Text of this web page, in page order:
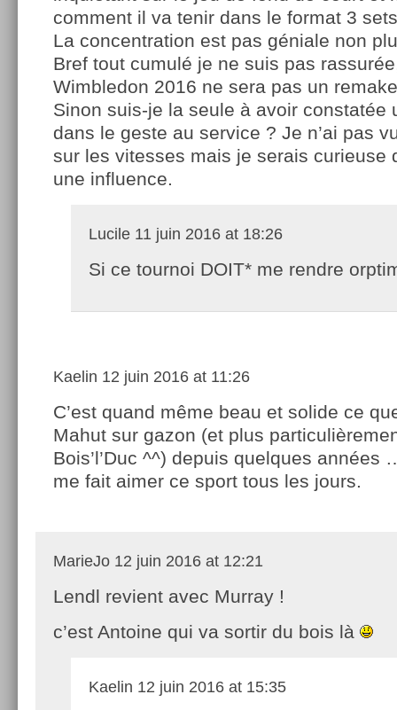
comment il va tenir dans le format 3
La concentration est pas géniale non
Bref tout cumulé je ne suis pas
Wimbledon 2016 ne sera pas un
Sinon suis-je la seule à avoir constatée
dans le geste au service ? Je n’ai pas
sur les vitesses mais je serais curieuse
une influence.
Lucile 11 juin 2016 at 18:26
Si ce tournoi DOIT* me rendre
Kaelin 12 juin 2016 at 11:26
C’est quand même beau et solide ce
Mahut sur gazon (et plus
Bois’l’Duc ^^) depuis quelques années
me fait aimer ce sport tous les jours.
MarieJo 12 juin 2016 at 12:21
Lendl revient avec Murray !
c’est Antoine qui va sortir du bois là
Kaelin 12 juin 2016 at 15:35